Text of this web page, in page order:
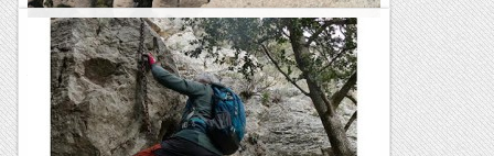
El Bisbe, via Llebeig i la canal del Melindro
Jornada matinal d'escalada montserratina amb l'ascensió
d'una via que ja coneixíem però que es mereix una repetició
perquè porta a un dels cims més...
Blog de muntanya